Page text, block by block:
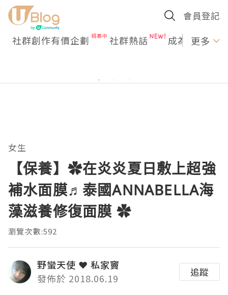
會員登記
社群創作有價企劃 社群熱話 成為U更多
女生
【保養】✿在炎炎夏日敷上超強
補水面膜♬泰國ANNABELLA海
藻滋養修復面膜 ✿
瀏覽次數:592
野蠻天使 ❤ 私家竇
發佈於 2018.06.19
追蹤